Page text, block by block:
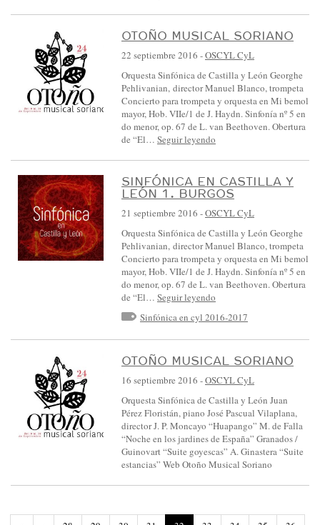
OTOÑO MUSICAL SORIANO
22 septiembre 2016 -OSCYL CyL
Orquesta Sinfónica de Castilla y León Georghe
Pehlivanian, director Manuel Blanco, trompeta
Concierto para trompeta y orquesta en Mi bemol
mayor, Hob. VIIe/1 de J. Haydn. Sinfonía nº 5 en
do menor, op. 67 de L. van Beethoven. Obertura
de “El… Seguir leyendo
SINFÓNICA EN CASTILLA Y
LEÓN 1. BURGOS
21 septiembre 2016 -OSCYL CyL
Orquesta Sinfónica de Castilla y León Georghe
Pehlivanian, director Manuel Blanco, trompeta
Concierto para trompeta y orquesta en Mi bemol
mayor, Hob. VIIe/1 de J. Haydn. Sinfonía nº 5 en
do menor, op. 67 de L. van Beethoven. Obertura
de “El… Seguir leyendo
Sinfónica en cyl 2016-2017
OTOÑO MUSICAL SORIANO
16 septiembre 2016 -OSCYL CyL
Orquesta Sinfónica de Castilla y León Juan
Pérez Floristán, piano José Pascual Vilaplana,
director J. P. Moncayo “Huapango” M. de Falla
“Noche en los jardines de España” Granados /
Guinovart “Suite goyescas” A. Ginastera “Suite
estancias” Web Otoño Musical Soriano